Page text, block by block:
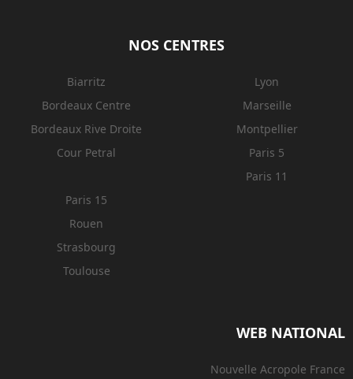
NOS CENTRES
Biarritz
Bordeaux Centre
Bordeaux Rive Droite
Cour Petral
Lyon
Marseille
Montpellier
Paris 5
Paris 11
Paris 15
Rouen
Strasbourg
Toulouse
WEB NATIONAL
Nouvelle Acropole France